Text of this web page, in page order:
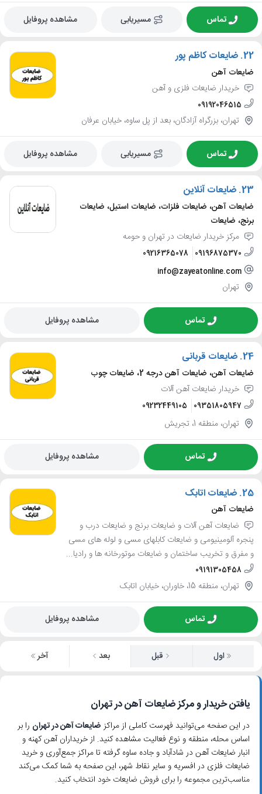
تماس مسیریابی مشاهده پروفایل
22. ضایعات کاظم پور
ضایعات آهن
خریدار ضایعات فلزی و آهن
09192046515
تهران، بزرگراه آزادگان، بعد از پل ساوه، خیابان عرفان
تماس مسیریابی مشاهده پروفایل
23. ضایعات آنلاین
ضایعات آهن، ضایعات فلزات، ضایعات استیل، ضایعات
برنج، ضایعات
مرکز خریدار ضایعات در تهران و حومه
09196875370
09216365078
info@zayeatonline.com
تهران
تماس مشاهده پروفایل
24. ضایعات قربانی
ضایعات آهن، ضایعات آهن درجه 2، ضایعات چوب
خریدار ضایعات آهن آلات
09351805947
09232449105
تهران، منطقه 1، تجریش
تماس مشاهده پروفایل
25. ضایعات اتابک
ضایعات آهن
ضایعات آهن آلات و ضایعات برنج و ضایعات درب و
پنجره آلومینیومی و ضایعات کابلهای مسی و لوله های مسی
و مفرق و تخریب ساختمان و ضایعات موتورخانه ها و رادیا...
09191305458
تهران، منطقه 15، خاوران، خیابان اتابک
تماس مشاهده پروفایل
اول قبل بعد آخر
یافتن خریدار و مرکز ضایعات آهن در تهران
در این صفحه می‌توانید فهرست کاملی از مراکز ضایعات آهن در تهران را بر
اساس محله، منطقه و نوع فعالیت مشاهده کنید. از خریداران آهن کهنه و
انبار ضایعات آهن در شادآباد و جاده ساوه گرفته تا مراکز جمع‌آوری و خرید
ضایعات فلزی در افسریه و سایر نقاط شهر، این صفحه به شما کمک می‌کند
مناسب‌ترین مجموعه را برای فروش ضایعات خود انتخاب کنید.